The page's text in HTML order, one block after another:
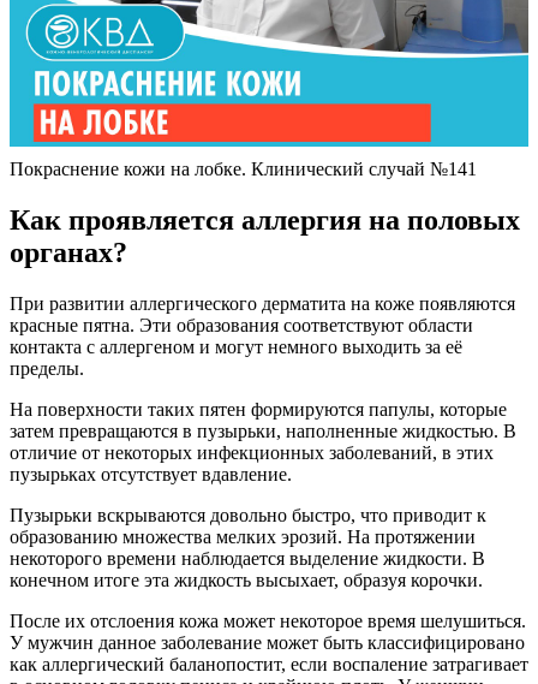
На поверхности таких пятен формируются папулы, которые
затем превращаются в пузырьки, наполненные жидкостью. В
отличие от некоторых инфекционных заболеваний, в этих
пузырьках отсутствует вдавление.
Пузырьки вскрываются довольно быстро, что приводит к
некоторого времени наблюдается выделение жидкости. В
После их отслоения кожа может некоторое время шелушиться.
У мужчин данное заболевание может быть классифицировано
в основном головку пениса и крайнюю плоть. У женщин
иногда ставят диагноз аллергический вульвовагинит.
Хронизация аллергии на половых
органах
Иногда аллергический дерматит становится хроническим.
аллерген продолжает регулярно контактировать с кожей
половых органов.
Обычно при контакте с сильным аллергеном человек
лубрикант (мыло, презерватив и т.д.).
Возникают тяжелые симптомы.